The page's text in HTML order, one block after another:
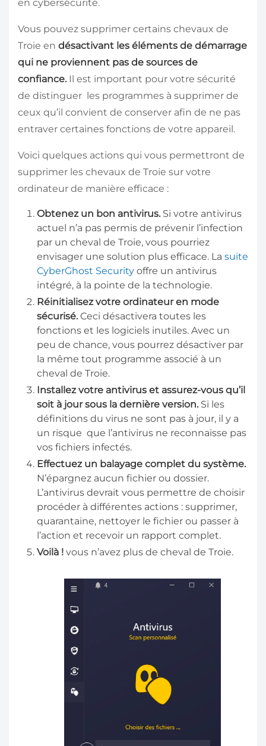
en cybersécurité.
Vous pouvez supprimer certains chevaux de
Troie en désactivant les éléments de démarrage
qui ne proviennent pas de sources de
confiance. Il est important pour votre sécurité
de distinguer les programmes à supprimer de
ceux qu’il convient de conserver afin de ne pas
entraver certaines fonctions de votre appareil.
Voici quelques actions qui vous permettront de
supprimer les chevaux de Troie sur votre
ordinateur de manière efficace :
Obtenez un bon antivirus. Si votre antivirus
actuel n’a pas permis de prévenir l’infection
par un cheval de Troie, vous pourriez
envisager une solution plus efficace. La suite
CyberGhost Security offre un antivirus
intégré, à la pointe de la technologie.
Réinitialisez votre ordinateur en mode
sécurisé. Ceci désactivera toutes les
fonctions et les logiciels inutiles. Avec un
peu de chance, vous pourrez désactiver par
la même tout programme associé à un
cheval de Troie.
Installez votre antivirus et assurez-vous qu’il
soit à jour sous la dernière version. Si les
définitions du virus ne sont pas à jour, il y a
un risque que l’antivirus ne reconnaisse pas
vos fichiers infectés.
Effectuez un balayage complet du système.
N’épargnez aucun fichier ou dossier.
L’antivirus devrait vous permettre de choisir
procéder à différentes actions : supprimer,
quarantaine, nettoyer le fichier ou passer à
l’action et recevoir un rapport complet.
Voilà ! vous n’avez plus de cheval de Troie.